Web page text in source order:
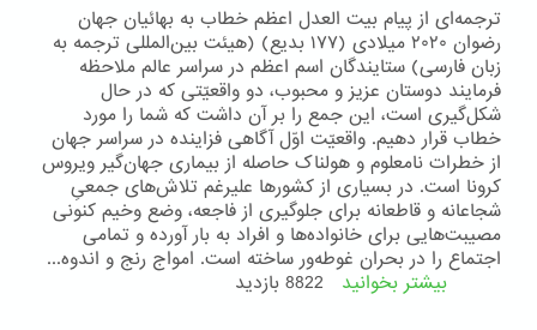
بیت
العدل
اعظم
خطاب
به
محافل
روحانی
ملی
ترجمه‌ای از پیام بیت ‌العدل اعظم خطاب به بهائیان جهان
رضوان ۲۰۲۰ میلادی (۱۷۷ بدیع) (هیئت بین‌المللی ترجمه به
زبان فارسی) ستایندگان اسم اعظم در سراسر عالم ملاحظه
فرمایند دوستان عزیز و محبوب، دو واقعیّتی که در حال
شکل‌گیری است، این جمع را بر آن داشت که شما را مورد
خطاب قرار دهیم. واقعیّت اوّل آگاهی فزاینده در سراسر جهان
از خطرات نامعلوم و هولناک حاصله از بیماری جهان‌گیر ویروس
کرونا است. در بسیاری از کشورها علیرغم تلاش‌های جمعیِ
شجاعانه و قاطعانه برای جلوگیری از فاجعه، وضع وخیم کنونی
مصیبت‌هایی برای خانواده‌ها و افراد به بار آورده و تمامی
اجتماع را در بحران غوطه‌ور ساخته است. امواج رنج و اندوه...
بیشتر بخوانید درباره
8822 بازدید